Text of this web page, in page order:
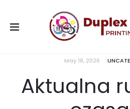
May 18, 2026
Aktualna